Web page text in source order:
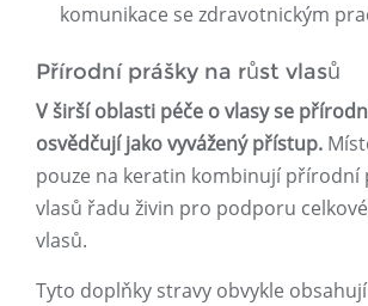
komunikace se zdravotnickým
Přírodní prášky na růst vlasů
V širší oblasti péče o vlasy se
osvědčují jako vyvážený přístup.
pouze na keratin kombinují přírodní
vlasů řadu živin pro podporu
vlasů.
Tyto doplňky stravy obvykle